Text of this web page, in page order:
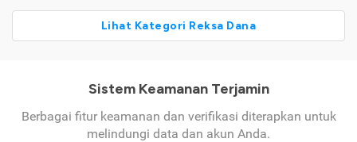
Lihat Kategori Reksa Dana
Sistem Keamanan Terjamin
Berbagai fitur keamanan dan verifikasi diterapkan untuk
melindungi data dan akun Anda.